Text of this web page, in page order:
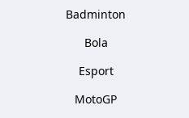
Badminton
Bola
Esport
MotoGP